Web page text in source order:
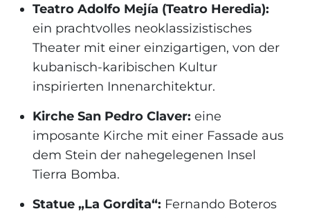
Teatro Adolfo Mejía (Teatro Heredia):
ein prachtvolles neoklassizistisches
Theater mit einer einzigartigen, von der
kubanisch-karibischen Kultur
inspirierten Innenarchitektur.
Kirche San Pedro Claver: eine
imposante Kirche mit einer Fassade aus
dem Stein der nahegelegenen Insel
Tierra Bomba.
Statue „La Gordita“: Fernando Boteros